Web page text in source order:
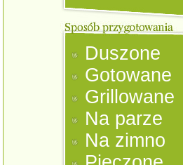
Duszone
Gotowane
Grillowane
Na parze
Na zimno